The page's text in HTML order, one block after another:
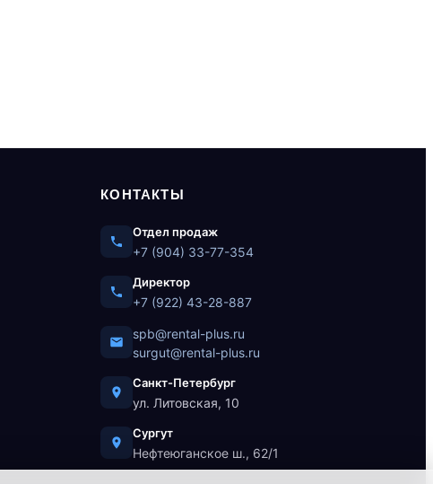
КОНТАКТЫ
Отдел продаж
+7 (904) 33-77-354
Директор
+7 (922) 43-28-887
spb@rental-plus.ru
surgut@rental-plus.ru
Санкт-Петербург
ул. Литовская, 10
Сургут
Нефтеюганское ш., 62/1